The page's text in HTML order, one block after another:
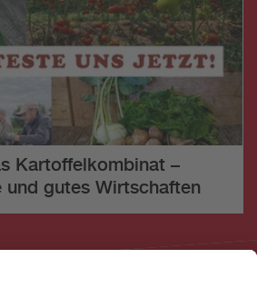
Kartoffelkombinat –
und gutes Wirtschaften